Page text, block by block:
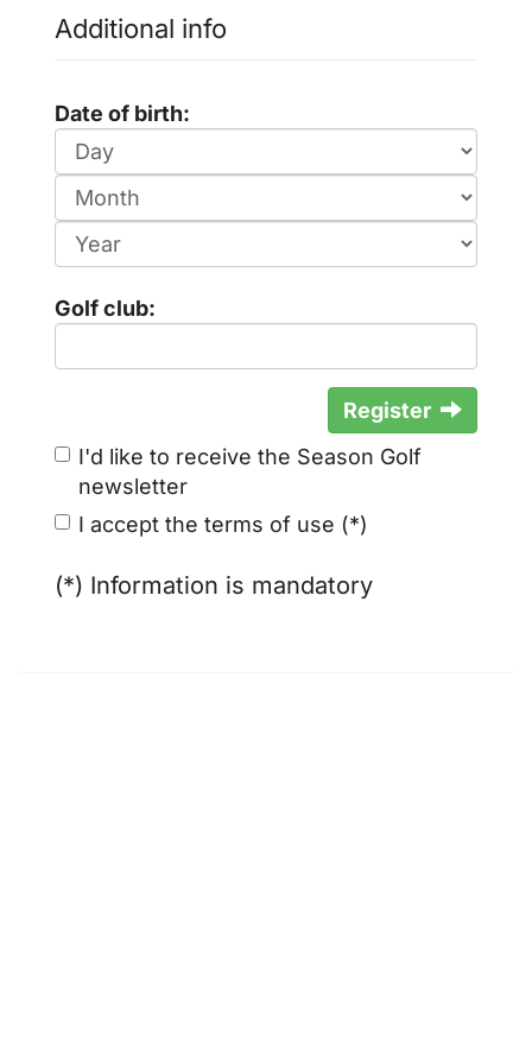
Additional info
Date of birth:
Golf club:
Register
I'd like to receive the Season Golf
newsletter
I accept the terms of use (*)
(*) Information is mandatory